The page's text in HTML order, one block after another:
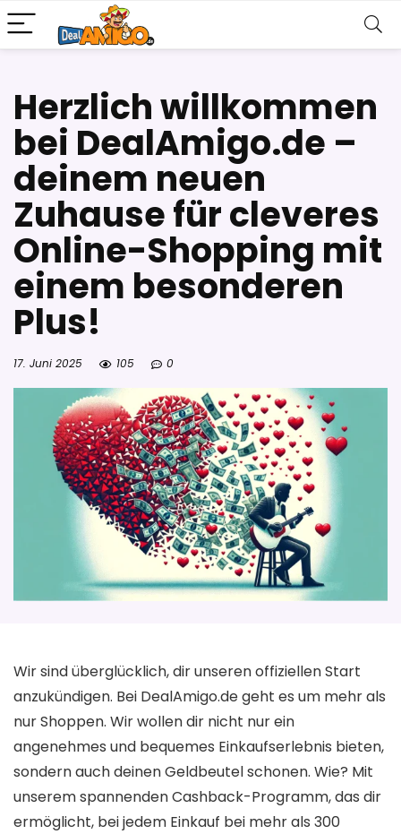
Herzlich willkommen
bei DealAmigo.de –
deinem neuen
Zuhause für cleveres
Online-Shopping mit
einem besonderen
Plus!
17. Juni 2025 105 0
Wir sind überglücklich, dir unseren offiziellen Start
anzukündigen. Bei DealAmigo.de geht es um mehr als
nur Shoppen. Wir wollen dir nicht nur ein
angenehmes und bequemes Einkaufserlebnis bieten,
sondern auch deinen Geldbeutel schonen. Wie? Mit
unserem spannenden Cashback-Programm, das dir
ermöglicht, bei jedem Einkauf bei mehr als 300